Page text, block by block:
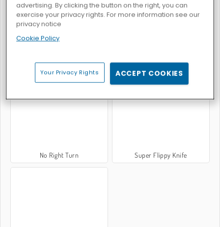
Plongeon extrême Flip the Gun
No Right Turn Super Flippy Knife
advertising. By clicking the button on the right, you can
exercise your privacy rights. For more information see our
privacy notice
Cookie Policy
Your Privacy Rights ACCEPT COOKIES